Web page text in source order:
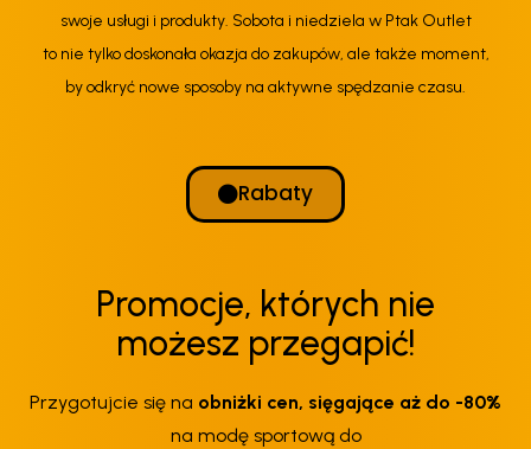
swoje usługi i produkty. Sobota i niedziela w Ptak Outlet
to nie tylko doskonała okazja do zakupów, ale także moment,
by odkryć nowe sposoby na aktywne spędzanie czasu.
Rabaty
Promocje, których nie
możesz przegapić!
Przygotujcie się na obniżki cen, sięgające aż do -80%
na modę sportową do